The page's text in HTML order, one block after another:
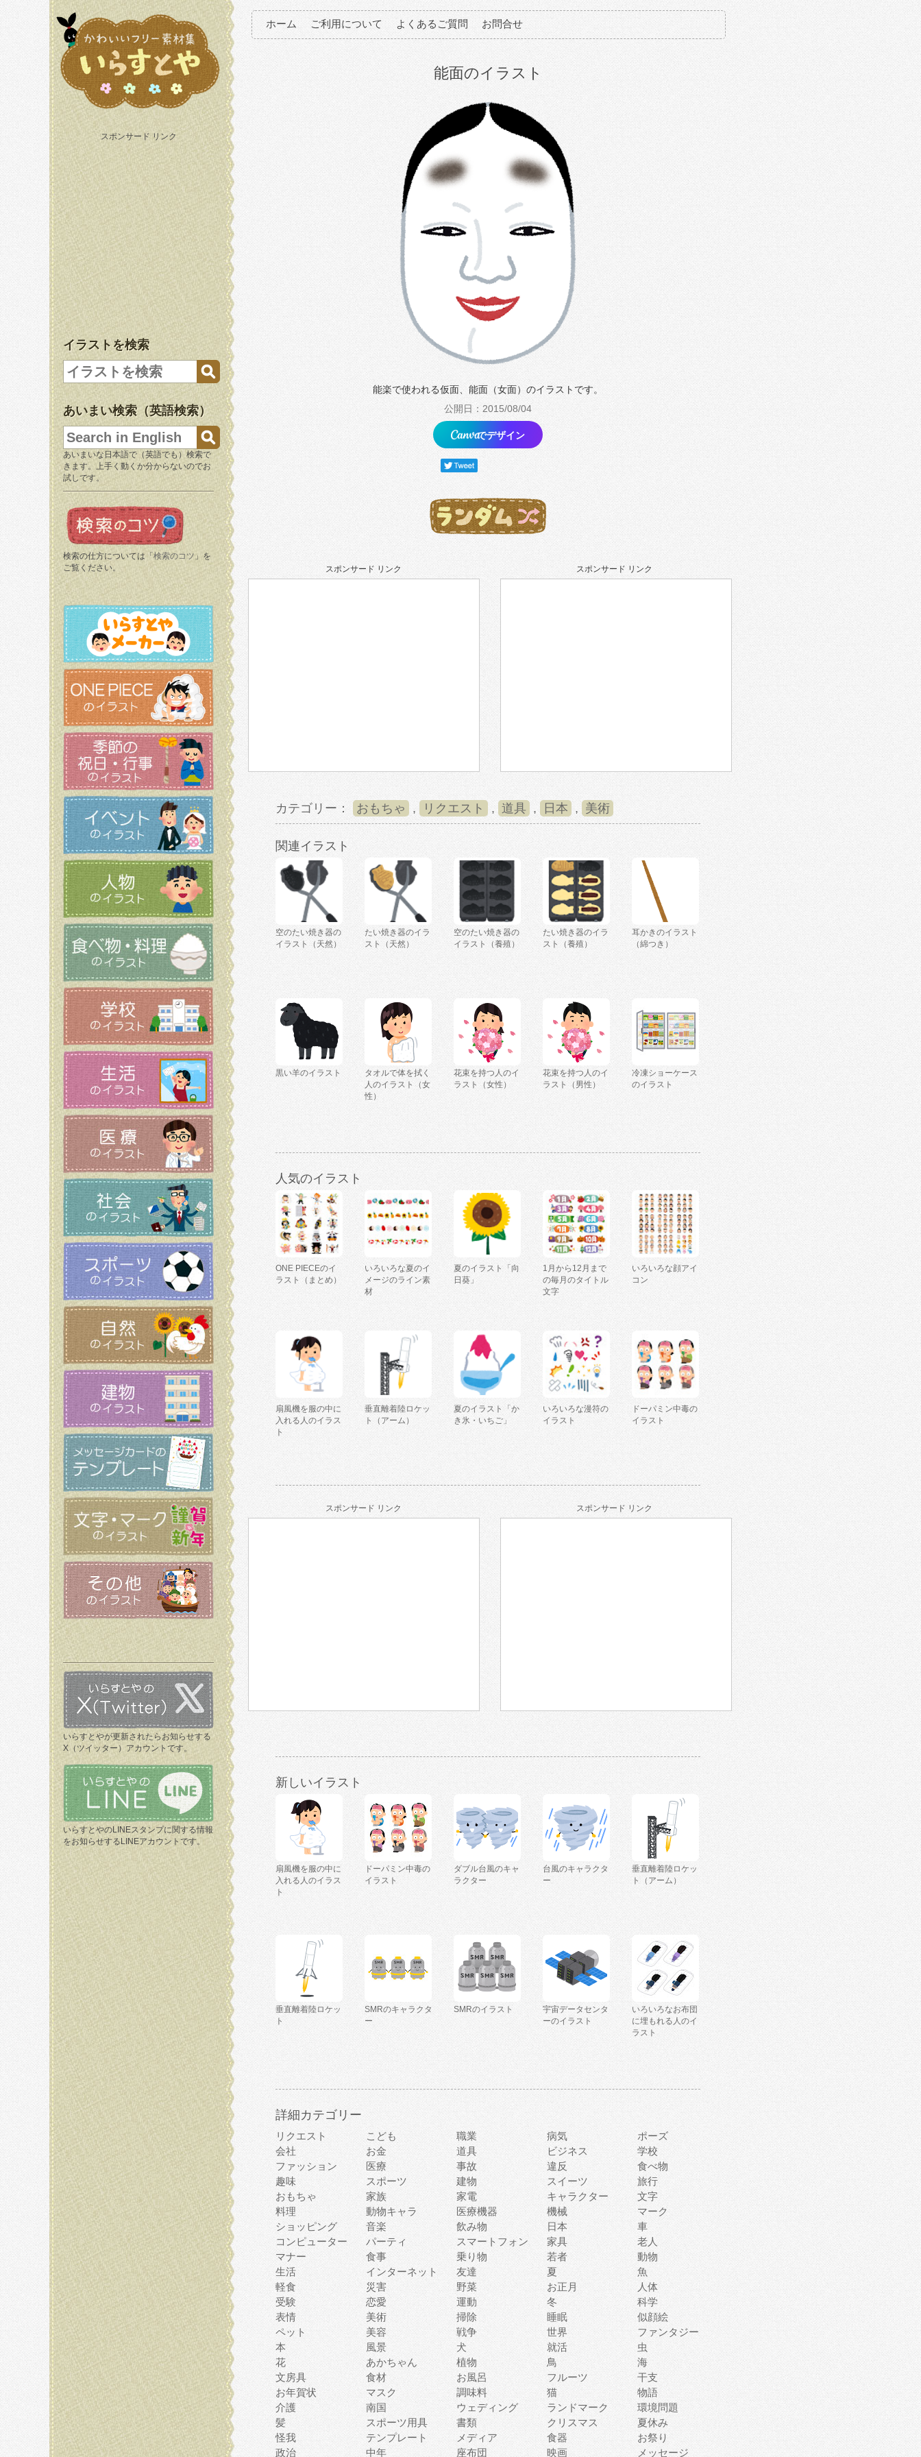
スポンサード リンク
イラストを検索
あいまい検索（英語検索）
あいまいな日本語で（英語でも）検索で
きます。上手く動くか分からないのでお
試しです。
検索の仕方については「 検索のコツ 」を
ご覧ください。
いらすとやが更新されたらお知らせする
X（ツイッター）アカウントです。
いらすとやのLINEスタンプに関する情報
をお知らせするLINEアカウントです。
ホーム ご利用について よくあるご質問 お問合せ
能面のイラスト
能楽で使われる仮面、能面（女面）のイラストです。
公開日：2015/08/04
でデザイン
スポンサード リンク スポンサード リンク
カテゴリー： おもちゃ , リクエスト , 道具 , 日本 , 美術
関連イラスト
空のたい焼き器の
イラスト（天然）
たい焼き器のイラ
スト（天然）
空のたい焼き器の
イラスト（養殖）
たい焼き器のイラ
スト（養殖）
耳かきのイラスト
（綿つき）
黒い羊のイラスト
タオルで体を拭く
人のイラスト（女
性）
花束を持つ人のイ
ラスト（女性）
花束を持つ人のイ
ラスト（男性）
冷凍ショーケース
のイラスト
人気のイラスト
ONE PIECEのイ
ラスト（まとめ）
いろいろな夏のイ
メージのライン素
材
夏のイラスト「向
日葵」
1月から12月まで
の毎月のタイトル
文字
いろいろな顔アイ
コン
扇風機を服の中に
入れる人のイラス
ト
垂直離着陸ロケッ
ト（アーム）
夏のイラスト「か
き氷・いちご」
いろいろな漫符の
イラスト
ドーパミン中毒の
イラスト
スポンサード リンク スポンサード リンク
新しいイラスト
扇風機を服の中に
入れる人のイラス
ト
ドーパミン中毒の
イラスト
ダブル台風のキャ
ラクター
台風のキャラクタ
ー
垂直離着陸ロケッ
ト（アーム）
垂直離着陸ロケッ
ト
SMRのキャラクタ
ー
SMRのイラスト
宇宙データセンタ
ーのイラスト
いろいろなお布団
に埋もれる人のイ
ラスト
詳細カテゴリー
リクエスト こども 職業 病気
ポーズ
会社
お金 道具 ビジネス
学校
ファッション
医療 事故 違反
食べ物
趣味
スポーツ 建物 スイーツ
旅行
おもちゃ
家族 家電 キャラクター
文字
料理
動物キャラ 医療機器 機械
マーク
ショッピング
音楽 飲み物 日本
車
コンピューター
パーティ スマートフォン 家具
老人
マナー
食事 乗り物 若者
動物
生活
インターネット 友達 夏
魚
軽食
災害 野菜 お正月
人体
受験
恋愛 運動 冬
科学
表情
美術 掃除 睡眠
似顔絵
ペット
美容 戦争 世界
ファンタジー
本
風景 犬 就活
虫
花
あかちゃん 植物 鳥
海
文房具
食材 お風呂 フルーツ
干支
お年賀状
マスク 調味料 猫
物語
介護
南国 ウェディング ランドマーク
環境問題
髪
スポーツ用具 書類 クリスマス
夏休み
怪我
テンプレート メディア 食器
お祭り
政治
中年 座布団 映画 メッセージ